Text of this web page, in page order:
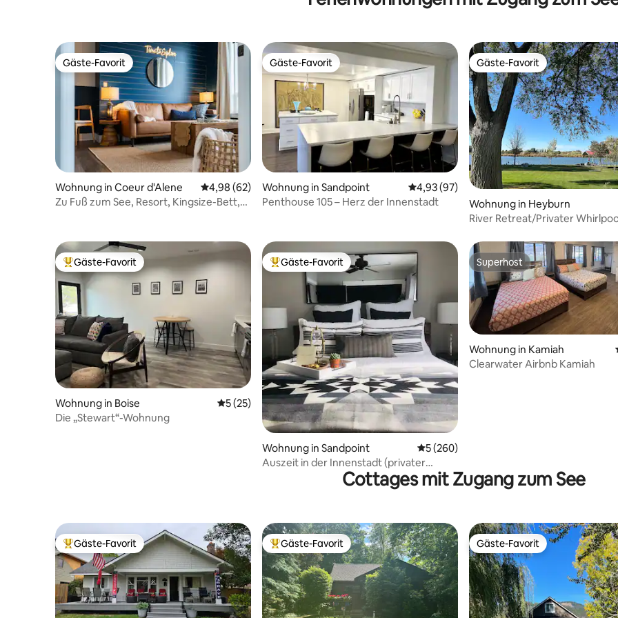
Gäste-Favorit
Gäste-Favorit
Wohnung in Coeur d'Alene Durchschnittliche Bewertung: 4,98 von 5, 62 Bewertungen
4,98 (62)
Zu Fuß zum See, Resort, Kingsize-Bett,
Gäste-Favorit
Gäste-Favorit
Wohnung in Sandpoint Durchschnittliche Bewertung: 4,93 von 5,
4,93 (97)
Penthouse 105 – Herz der Innenstadt
Gäste-Favorit
Gäste-Favorit
Wohnung in Heyburn
River Retreat/Privater
Beliebter Gäste-Favorit.
Gäste-Favorit
Wohnung in Boise Durchschnittliche Bewertung: 5 von 5, 25 Bewertungen
5 (25)
Die „Stewart“-Wohnung
Beliebter Gäste-Favorit.
Gäste-Favorit
Wohnung in Sandpoint Durchschnittliche Bewertung: 5 von 5,
5 (260)
Auszeit in der Innenstadt (privater
Superhost
Superhost
Wohnung in Kamiah
Clearwater Airbnb Kamiah
Cottages mit Zugang zum See
Beliebter Gäste-Favorit.
Gäste-Favorit Beliebter Gäste-Favorit.
Gäste-Favorit Gäste-Favorit
Gäste-Favorit